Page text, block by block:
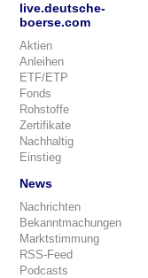
live.deutsche-
boerse.com
Aktien
Anleihen
ETF/ETP
Fonds
Rohstoffe
Zertifikate
Nachhaltig
Einstieg
News
Nachrichten
Bekanntmachungen
Marktstimmung
RSS-Feed
Podcasts